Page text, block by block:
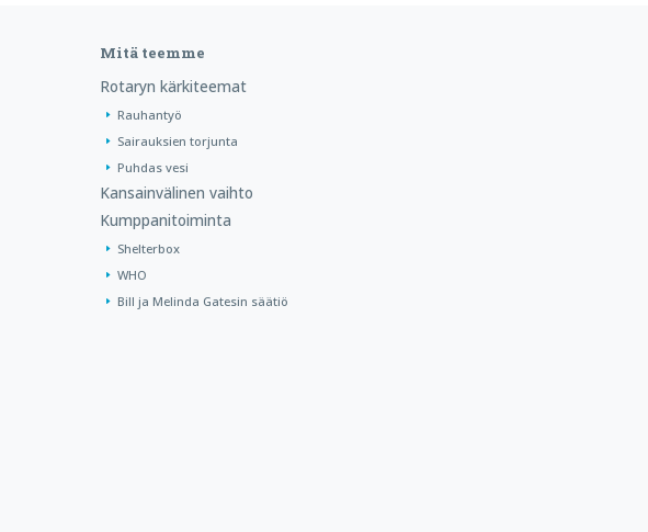
Mitä teemme
Rotaryn kärkiteemat
Rauhantyö
Sairauksien torjunta
Puhdas vesi
Kansainvälinen vaihto
Kumppanitoiminta
Shelterbox
WHO
Bill ja Melinda Gatesin säätiö